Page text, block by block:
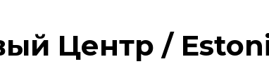
Центр /